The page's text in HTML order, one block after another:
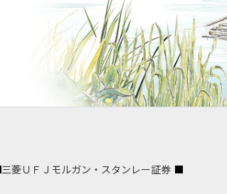
三菱ＵＦＪモルガン・スタンレー証券